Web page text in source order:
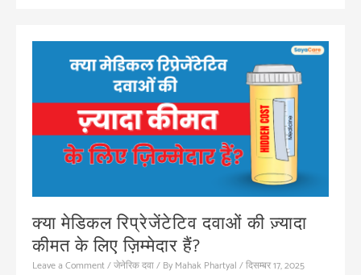
क्या मेडिकल रिप्रेजेंटेटिव दवाओं की ज़्यादा
कीमत के लिए ज़िम्मेदार हैं?
Leave a Comment/जेनेरिक दवा/ By Mahak Phartyal /दिसम्बर 17, 2025